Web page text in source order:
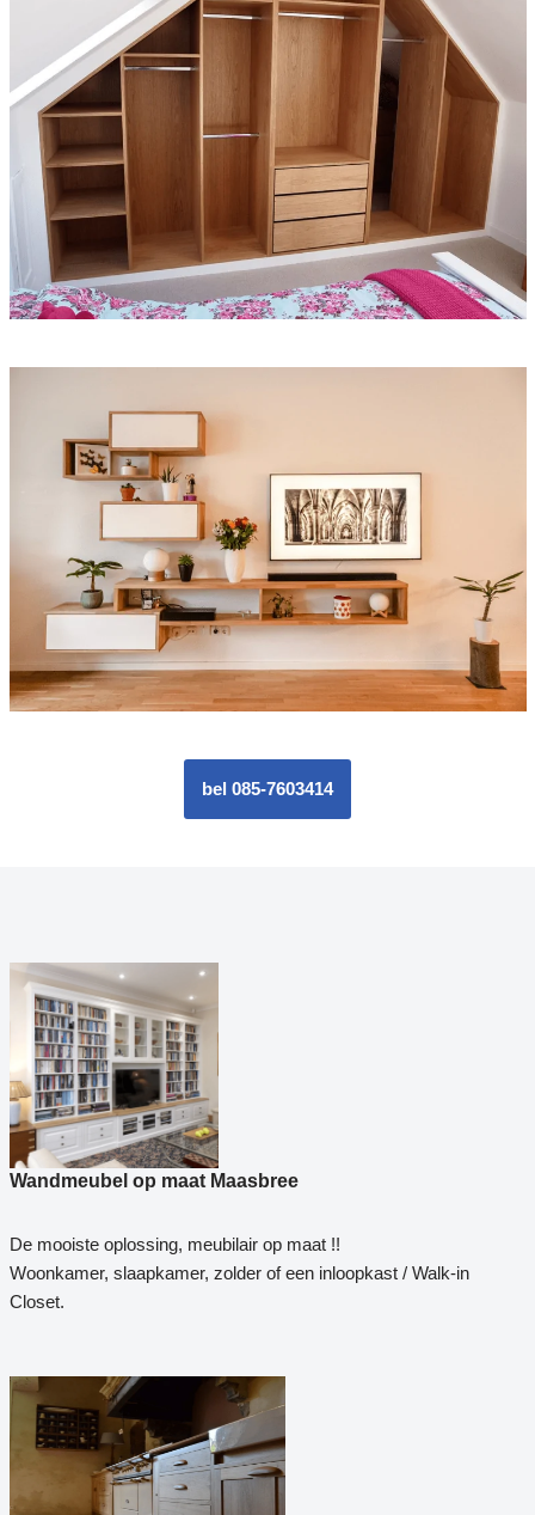
bel 085-7603414
Wandmeubel op maat Maasbree
De mooiste oplossing, meubilair op maat !!
Woonkamer, slaapkamer, zolder of een inloopkast / Walk-in
Closet.